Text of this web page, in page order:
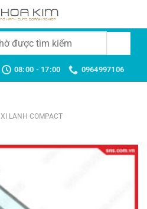
08:00 - 17:00 0964997106
XI LANH COMPACT